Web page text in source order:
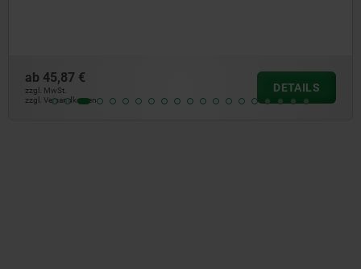
ab0,94 €
zzgl. Versandkosten
DETAILS